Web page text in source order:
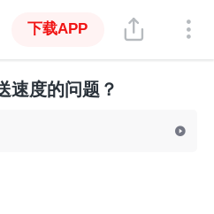
下载APP
速度的问题？